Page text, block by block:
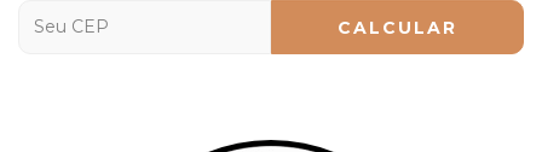
CALCULAR